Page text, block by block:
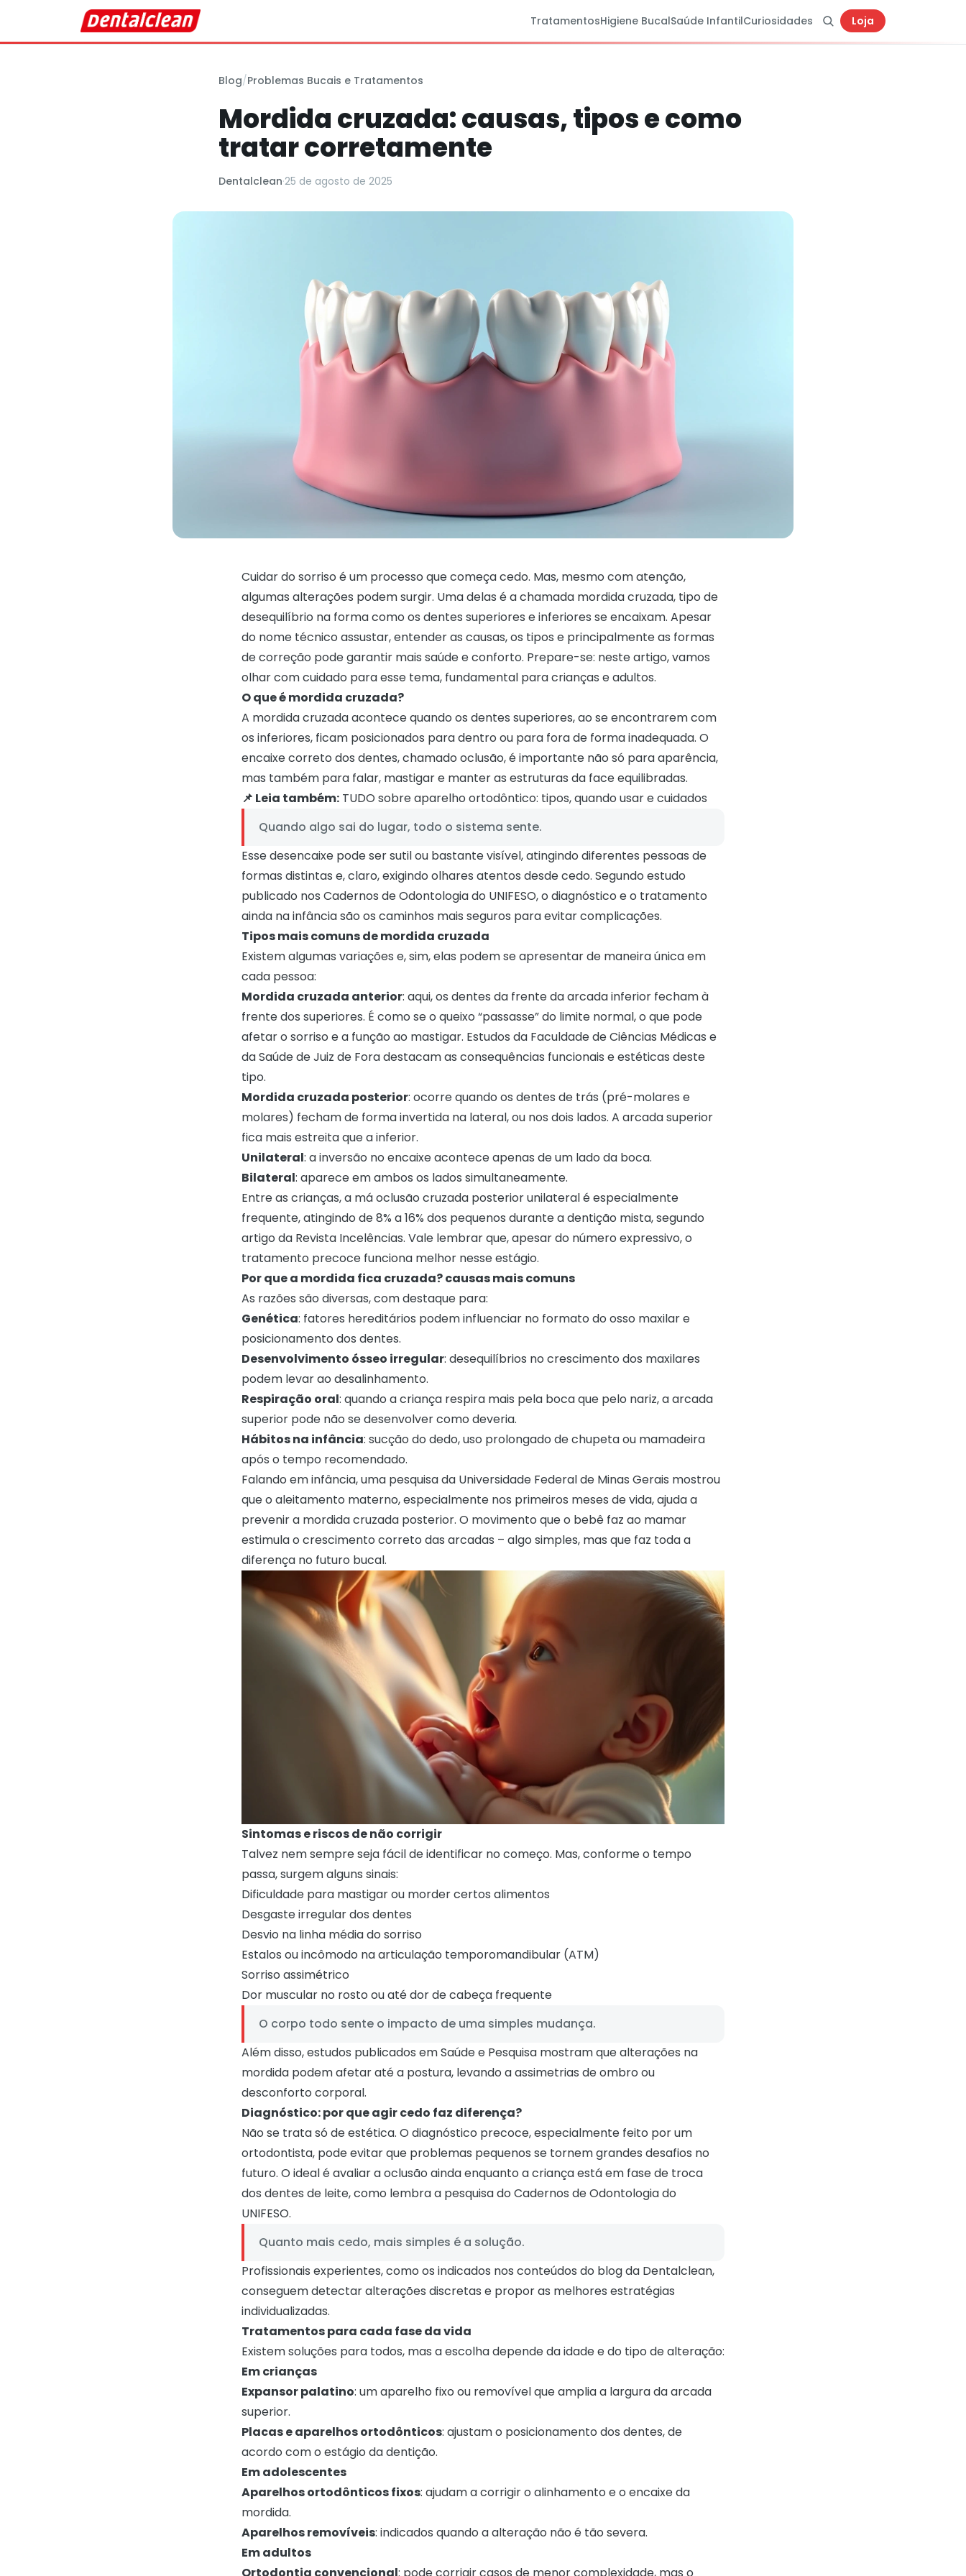
TratamentosHigiene BucalSaúde InfantilCuriosidades Loja
Blog/Problemas Bucais e Tratamentos
Mordida cruzada: causas, tipos e como
tratar corretamente
Dentalclean·25 de agosto de 2025
Cuidar do sorriso é um processo que começa cedo. Mas, mesmo com atenção,
algumas alterações podem surgir. Uma delas é a chamada mordida cruzada, tipo de
desequilíbrio na forma como os dentes superiores e inferiores se encaixam. Apesar
do nome técnico assustar, entender as causas, os tipos e principalmente as formas
de correção pode garantir mais saúde e conforto. Prepare-se: neste artigo, vamos
olhar com cuidado para esse tema, fundamental para crianças e adultos.
O que é mordida cruzada?
A mordida cruzada acontece quando os dentes superiores, ao se encontrarem com
os inferiores, ficam posicionados para dentro ou para fora de forma inadequada. O
encaixe correto dos dentes, chamado oclusão, é importante não só para aparência,
mas também para falar, mastigar e manter as estruturas da face equilibradas.
📌 Leia também: TUDO sobre aparelho ortodôntico: tipos, quando usar e cuidados
Quando algo sai do lugar, todo o sistema sente.
Esse desencaixe pode ser sutil ou bastante visível, atingindo diferentes pessoas de
formas distintas e, claro, exigindo olhares atentos desde cedo. Segundo estudo
publicado nos Cadernos de Odontologia do UNIFESO, o diagnóstico e o tratamento
ainda na infância são os caminhos mais seguros para evitar complicações.
Tipos mais comuns de mordida cruzada
Existem algumas variações e, sim, elas podem se apresentar de maneira única em
cada pessoa:
Mordida cruzada anterior: aqui, os dentes da frente da arcada inferior fecham à
frente dos superiores. É como se o queixo “passasse” do limite normal, o que pode
afetar o sorriso e a função ao mastigar. Estudos da Faculdade de Ciências Médicas e
da Saúde de Juiz de Foradestacam as consequências funcionais e estéticas deste
tipo.
Mordida cruzada posterior: ocorre quando os dentes de trás (pré-molares e
molares) fecham de forma invertida na lateral, ou nos dois lados. A arcada superior
fica mais estreita que a inferior.
Unilateral: a inversão no encaixe acontece apenas de um lado da boca.
Bilateral: aparece em ambos os lados simultaneamente.
Entre as crianças, a má oclusão cruzada posterior unilateral é especialmente
frequente, atingindo de 8% a 16% dos pequenos durante a dentição mista, segundo
artigo da Revista Incelências. Vale lembrar que, apesar do número expressivo, o
tratamento precoce funciona melhor nesse estágio.
Por que a mordida fica cruzada? causas mais comuns
As razões são diversas, com destaque para:
Genética: fatores hereditários podem influenciar no formato do osso maxilar e
posicionamento dos dentes.
Desenvolvimento ósseo irregular: desequilíbrios no crescimento dos maxilares
podem levar ao desalinhamento.
Respiração oral: quando a criança respira mais pela boca que pelo nariz, a arcada
superior pode não se desenvolver como deveria.
Hábitos na infância: sucção do dedo, uso prolongado de chupeta ou mamadeira
após o tempo recomendado.
Falando em infância, uma pesquisa da Universidade Federal de Minas Gerais mostrou
que o aleitamento materno, especialmente nos primeiros meses de vida, ajuda a
prevenir a mordida cruzada posterior. O movimento que o bebê faz ao mamar
estimula o crescimento correto das arcadas – algo simples, mas que faz toda a
diferença no futuro bucal.
Sintomas e riscos de não corrigir
Talvez nem sempre seja fácil de identificar no começo. Mas, conforme o tempo
passa, surgem alguns sinais:
Dificuldade para mastigar ou morder certos alimentos
Desgaste irregular dos dentes
Desvio na linha média do sorriso
Estalos ou incômodo na articulação temporomandibular (ATM)
Sorriso assimétrico
Dor muscular no rosto ou até dor de cabeça frequente
O corpo todo sente o impacto de uma simples mudança.
Além disso, estudos publicados emSaúde e Pesquisa mostram que alterações na
mordida podem afetar até a postura, levando a assimetrias de ombro ou
desconforto corporal.
Diagnóstico: por que agir cedo faz diferença?
Não se trata só de estética. O diagnóstico precoce, especialmente feito por um
ortodontista, pode evitar que problemas pequenos se tornem grandes desafios no
futuro. O ideal é avaliar a oclusão ainda enquanto a criança está em fase de troca
dos dentes de leite, como lembra a pesquisa do Cadernos de Odontologia do
UNIFESO.
Quanto mais cedo, mais simples é a solução.
Profissionais experientes, como os indicados nos conteúdos do blog da Dentalclean,
conseguem detectar alterações discretas e propor as melhores estratégias
individualizadas.
Tratamentos para cada fase da vida
Existem soluções para todos, mas a escolha depende da idade e do tipo de alteração:
Em crianças
Expansor palatino: um aparelho fixo ou removível que amplia a largura da arcada
superior.
Placas e aparelhos ortodônticos: ajustam o posicionamento dos dentes, de
acordo com o estágio da dentição.
Em adolescentes
Aparelhos ortodônticos fixos: ajudam a corrigir o alinhamento e o encaixe da
mordida.
Aparelhos removíveis: indicados quando a alteração não é tão severa.
Em adultos